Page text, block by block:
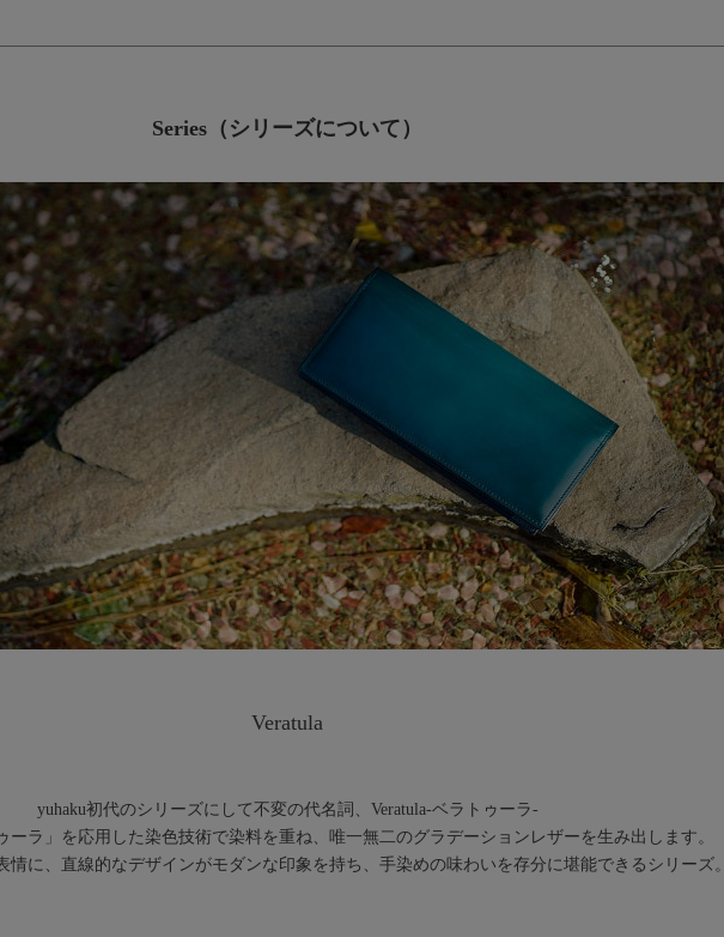
Series（シリーズについて）
Veratula
yuhaku初代のシリーズにして不変の代名詞、Veratula-ベラトゥーラ-
ーラ」を応用した染色技術で染料を重ね、唯一無二のグラデーションレザーを生み出します。
情に、直線的なデザインがモダンな印象を持ち、手染めの味わいを存分に堪能できるシリーズ。